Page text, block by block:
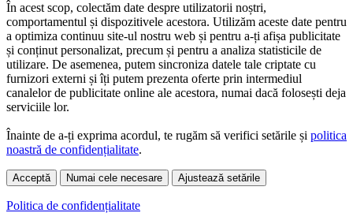
În acest scop, colectăm date despre utilizatorii noștri,
comportamentul și dispozitivele acestora. Utilizăm aceste date pentru
a optimiza continuu site-ul nostru web și pentru a-ți afișa publicitate
și conținut personalizat, precum și pentru a analiza statisticile de
utilizare. De asemenea, putem sincroniza datele tale criptate cu
furnizori externi și îți putem prezenta oferte prin intermediul
canalelor de publicitate online ale acestora, numai dacă folosești deja
serviciile lor.
Înainte de a-ți exprima acordul, te rugăm să verifici setările și politica
noastră de confidențialitate.
Acceptă Numai cele necesare Ajustează setările
Politica de confidențialitate